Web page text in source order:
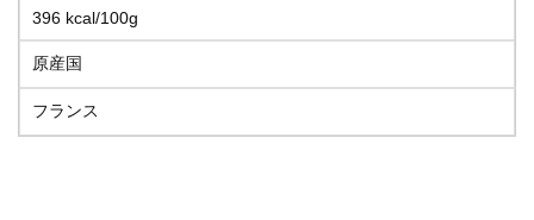
396 kcal/100g
原産国
フランス